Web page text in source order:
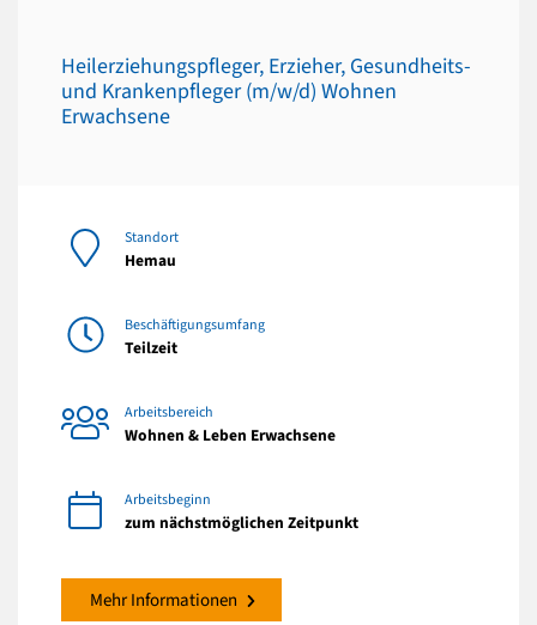
Heilerziehungspfleger, Erzieher, Gesundheits-
und Krankenpfleger (m/w/d) Wohnen
Erwachsene
Standort
Hemau
Beschäftigungsumfang
Teilzeit
Arbeitsbereich
Wohnen & Leben Erwachsene
Arbeitsbeginn
zum nächstmöglichen Zeitpunkt
Mehr Informationen